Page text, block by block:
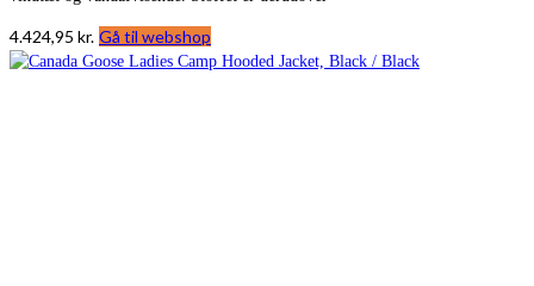
4.424,95 kr. Gå til webshop